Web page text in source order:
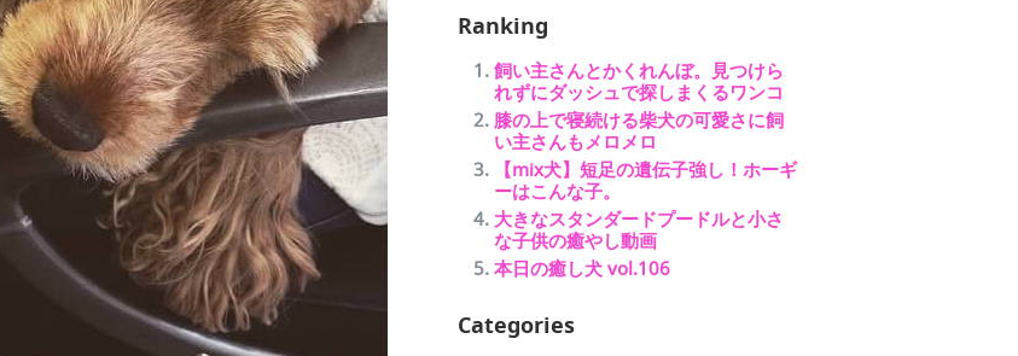
Ranking
飼い主さんとかくれんぼ。見つけら
れずにダッシュで探しまくるワンコ
膝の上で寝続ける柴犬の可愛さに飼
い主さんもメロメロ
【mix犬】短足の遺伝子強し！ホーギ
ーはこんな子。
大きなスタンダードプードルと小さ
な子供の癒やし動画
本日の癒し犬 vol.106
Categories